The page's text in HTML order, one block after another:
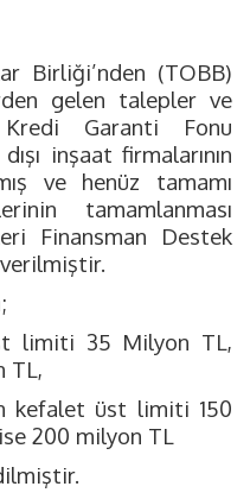
Birliği’nden (TOBB)
gelen talepler ve
Kredi Garanti Fonu
inşaat firmalarının
ve henüz tamamı
tamamlanması
Finansman Destek
verilmiştir.
limiti 35 Milyon TL,
TL,
kefalet üst limiti 150
200 milyon TL